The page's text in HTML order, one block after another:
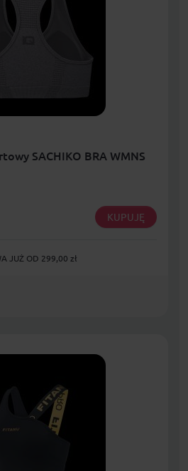
SACHIKO BRA WMNS
KUPUJĘ
JUŻ OD 299,00 zł